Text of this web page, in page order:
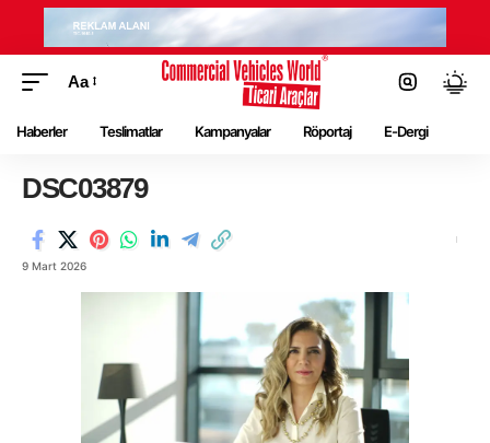
Aa
Haberler Teslimatlar Kampanyalar Röportaj E-Dergi
DSC03879
9 Mart 2026